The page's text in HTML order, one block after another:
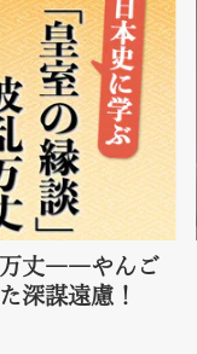
万丈――やんご
た深謀遠慮！